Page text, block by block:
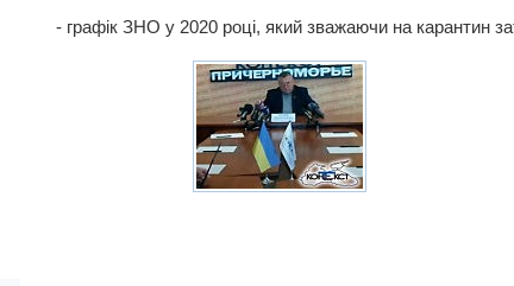
- графік ЗНО у 2020 році, який зважаючи на карантин